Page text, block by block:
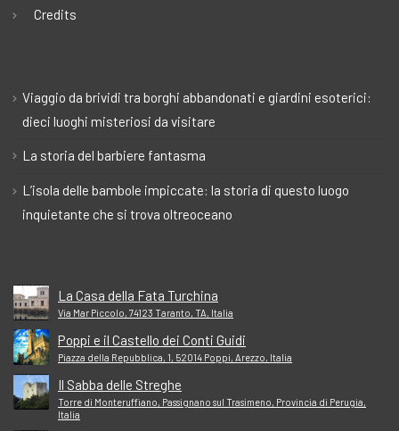
Credits
Viaggio da brividi tra borghi abbandonati e giardini esoterici:
dieci luoghi misteriosi da visitare
La storia del barbiere fantasma
L’isola delle bambole impiccate: la storia di questo luogo
inquietante che si trova oltreoceano
La Casa della Fata Turchina
Via Mar Piccolo, 74123 Taranto, TA, Italia
Poppi e il Castello dei Conti Guidi
Piazza della Repubblica, 1, 52014 Poppi, Arezzo, Italia
Il Sabba delle Streghe
Torre di Monteruffiano, Passignano sul Trasimeno, Provincia di Perugia,
Italia